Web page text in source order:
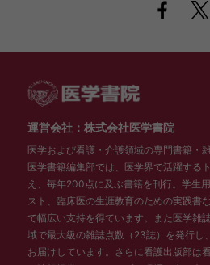
運営会社：株式会社医学書院
医学および看護・介護領域の専門書籍・
医学書籍編集部では、医学界で活躍する
え、毎年200点に及ぶ書籍を刊行。学生
スト、臨床医の生涯教育のための実践書
で幅広い支持を得ています。また医学雑
域で最大級の雑誌点数（23誌）を発行し
お届けしています。さらに看護出版部は